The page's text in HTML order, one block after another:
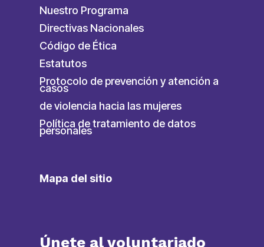
Nuestro Programa
Directivas Nacionales
Código de Ética
Estatutos
Protocolo de prevención y atención a
casos
de violencia hacia las mujeres
Política de tratamiento de datos
personales
Mapa del sitio
Únete al voluntariado